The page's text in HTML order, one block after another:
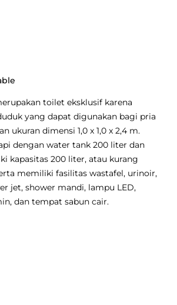
toilet eksklusif karena
yang dapat digunakan bagi pria
ukuran dimensi 1,0 x 1,0 x 2,4 m.
dengan water tank 200 liter dan
kapasitas 200 liter, atau kurang
memiliki fasilitas wastafel, urinoir,
jet, shower mandi, lampu LED,
dan tempat sabun cair.